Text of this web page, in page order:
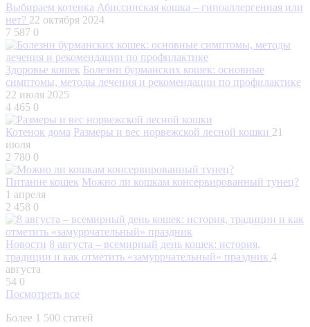
Выбираем котенка Абиссинская кошка – гипоаллергенная или
нет? 22 октября 2024
7 587 0
Здоровье кошек Болезни бурманских кошек: основные
симптомы, методы лечения и рекомендации по профилактике
22 июля 2025
4 465 0
Котенок дома Размеры и вес норвежской лесной кошки 21
июля
2 780 0
Питание кошек Можно ли кошкам консервированный тунец?
1 апреля
2 458 0
Новости 8 августа – всемирный день кошек: история,
традиции и как отметить «замуррчательный» праздник 4
августа
54 0
Посмотреть все
Более 1 500 статей